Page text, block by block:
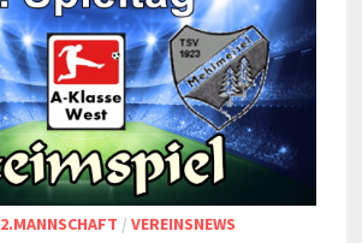
2.MANNSCHAFT / VEREINSNEWS